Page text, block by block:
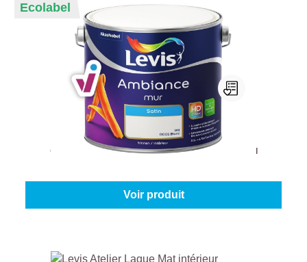
Ecolabel
Levis Ambiance Mur Satin
Couleur (Levis Ambiance):0001 - Blanc|
Voir produit